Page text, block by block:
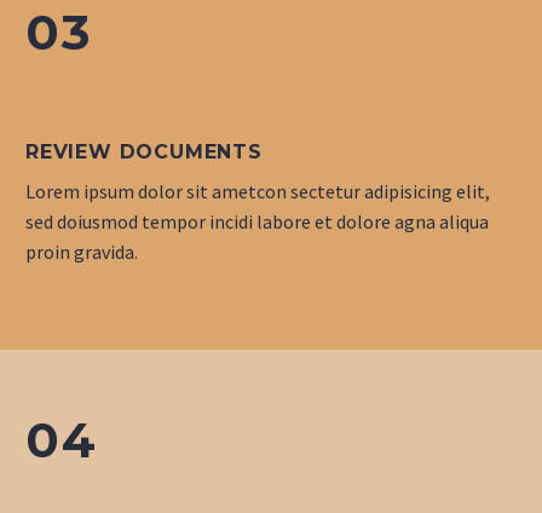
03
REVIEW DOCUMENTS
Lorem ipsum dolor sit ametcon sectetur adipisicing elit,
sed doiusmod tempor incidi labore et dolore agna aliqua
proin gravida.
04